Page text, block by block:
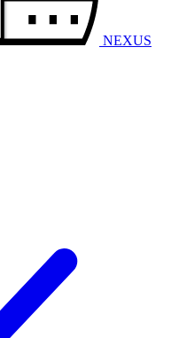
NEXUS